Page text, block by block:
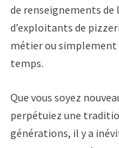
de renseignements
d’exploitants de
métier ou simplement
temps.
Que vous soyez
perpétuiez une
générations, il y a